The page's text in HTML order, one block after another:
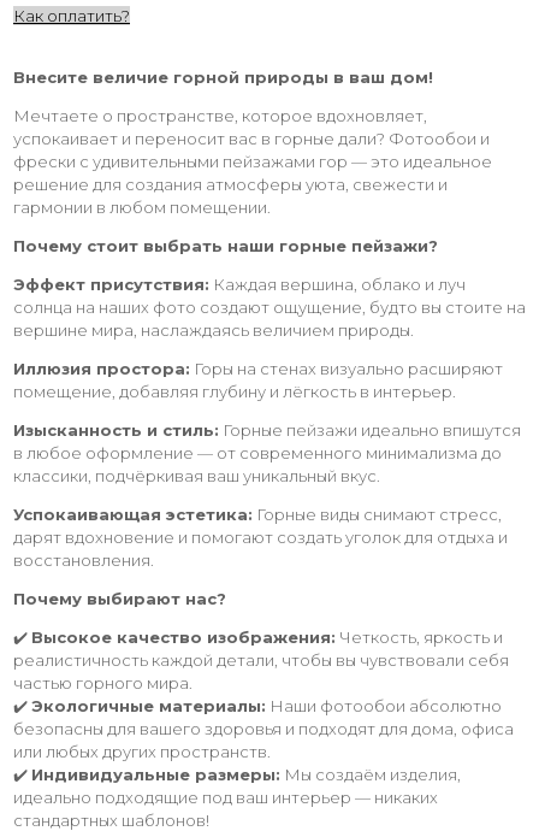
Как оплатить?
Внесите величие горной природы в ваш дом!
Мечтаете о пространстве, которое вдохновляет,
успокаивает и переносит вас в горные дали? Фотообои и
фрески с удивительными пейзажами гор — это идеальное
решение для создания атмосферы уюта, свежести и
гармонии в любом помещении.
Почему стоит выбрать наши горные пейзажи?
Эффект присутствия: Каждая вершина, облако и луч
солнца на наших фото создают ощущение, будто вы стоите на
вершине мира, наслаждаясь величием природы.
Иллюзия простора: Горы на стенах визуально расширяют
помещение, добавляя глубину и лёгкость в интерьер.
Изысканность и стиль: Горные пейзажи идеально впишутся
в любое оформление — от современного минимализма до
классики, подчёркивая ваш уникальный вкус.
Успокаивающая эстетика: Горные виды снимают стресс,
дарят вдохновение и помогают создать уголок для отдыха и
восстановления.
Почему выбирают нас?
✔️ Высокое качество изображения: Четкость, яркость и
реалистичность каждой детали, чтобы вы чувствовали себя
частью горного мира.
✔️Экологичные материалы: Наши фотообои абсолютно
безопасны для вашего здоровья и подходят для дома, офиса
или любых других пространств.
✔️ Индивидуальные размеры: Мы создаём изделия,
идеально подходящие под ваш интерьер — никаких
стандартных шаблонов!